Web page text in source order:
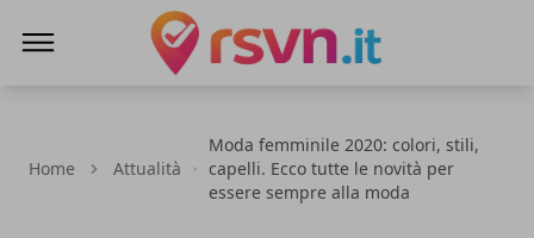
Home Attualità
Moda femminile 2020: colori, stili,
capelli. Ecco tutte le novità per
essere sempre alla moda